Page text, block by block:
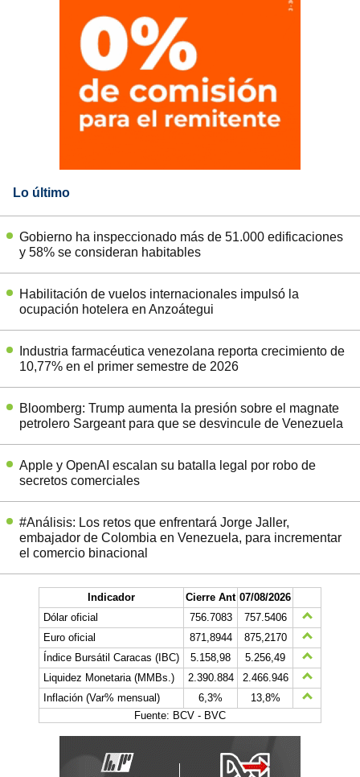
Lo último
Gobierno ha inspeccionado más de 51.000 edificaciones
y 58% se consideran habitables
Habilitación de vuelos internacionales impulsó la
ocupación hotelera en Anzoátegui
Industria farmacéutica venezolana reporta crecimiento de
10,77% en el primer semestre de 2026
Bloomberg: Trump aumenta la presión sobre el magnate
petrolero Sargeant para que se desvincule de Venezuela
Apple y OpenAI escalan su batalla legal por robo de
secretos comerciales
#Análisis: Los retos que enfrentará Jorge Jaller,
embajador de Colombia en Venezuela, para incrementar
el comercio binacional
Indicador Cierre Ant 07/08/2026
Dólar oficial
756.7083
757.5406
Euro oficial
871,8944
875,2170
Índice Bursátil Caracas (IBC)
5.158,98
5.256,49
Liquidez Monetaria (MMBs.)
2.390.884
2.466.946
Inflación (Var% mensual)
6,3%
13,8%
Fuente: BCV - BVC